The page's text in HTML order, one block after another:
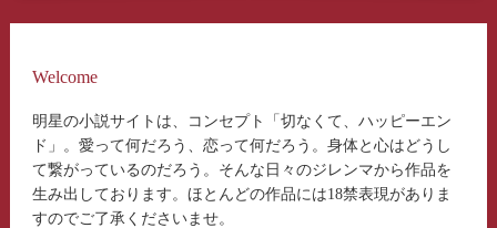
Welcome
明星の小説サイトは、コンセプト「切なくて、ハッピーエン
ド」。愛って何だろう、恋って何だろう。身体と心はどうし
て繋がっているのだろう。そんな日々のジレンマから作品を
生み出しております。ほとんどの作品には18禁表現がありま
すのでご了承くださいませ。